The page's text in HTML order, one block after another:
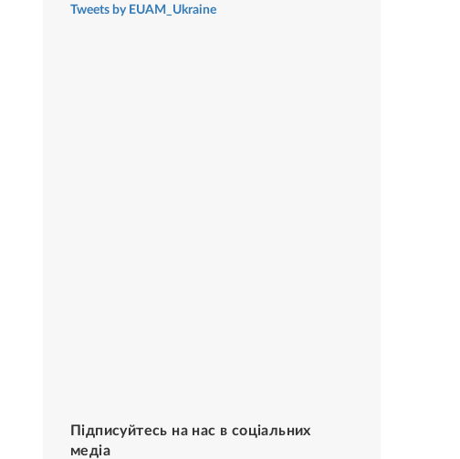
Tweets by EUAM_Ukraine
Підписуйтесь на нас в соціальних
медіа